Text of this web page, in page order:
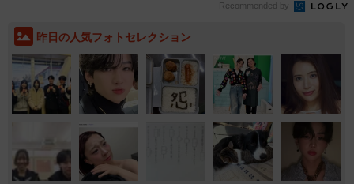
Recommended by
昨日の人気フォトセレクション